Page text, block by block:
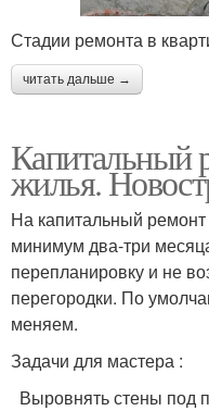
Стадии ремонта в
читать дальше →
Капитальный
жилья.
На капитальный ремонт
минимум два-три
перепланировку и не
перегородки. По
меняем.
Задачи для мастера :
Выровнять стены под